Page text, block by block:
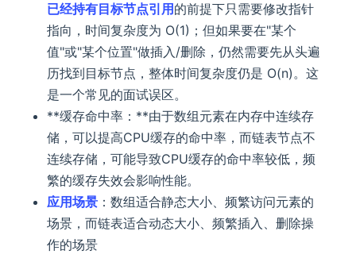
已经持有目标节点引用 的前提下只需要修改指针
指向，时间复杂度为 O(1)；但如果要在"某个
值"或"某个位置"做插入/删除，仍然需要先从头遍
历找到目标节点，整体时间复杂度仍是 O(n)。这
是一个常见的面试误区。
**缓存命中率：**由于数组元素在内存中连续存
储，可以提高CPU缓存的命中率，而链表节点不
连续存储，可能导致CPU缓存的命中率较低，频
繁的缓存失效会影响性能。
应用场景 ：数组适合静态大小、频繁访问元素的
场景，而链表适合动态大小、频繁插入、删除操
作的场景